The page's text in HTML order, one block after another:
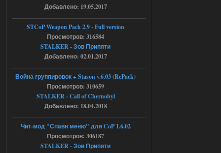
FATAL ERROR
[error]Expression : FATAL ERROR
[error]Function :
CScriptEngine::lua_pcall_failed
[error]File : D:\a\OGSR-
Engine\OGSR-
Engine\ogsr_engine\COMMON_AI\scrip
[error]Line : 75
[error]Description :
[CScriptEngine::lua_pcall_failed]: ... -
chernobyl\gamedata\scripts\xr_camper.sc
ript:510: attempt to index local 'manager'
(a nil value)
Вылет после захода в Припять.
05.08.2026
Скованные одной цепью
Добавлено: 19.05.2017
STCoP Weapon Pack 2.9 - Full version
Просмотров: 316584
STALKER - Зов Припяти
Добавлено: 02.01.2017
Война группировок + Stason v.6.03 (RePack)
Просмотров: 310659
STALKER - Call of Chernobyl
Добавлено: 18.04.2018
Чит-мод "Спавн меню" для CoP 1.6.02
Просмотров: 306187
STALKER - Зов Припяти